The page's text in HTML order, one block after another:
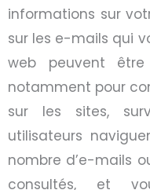
informations sur
sur les e-mails qui
web peuvent
notamment pour
sur les sites,
utilisateurs
nombre d’e-mails
consultés, et